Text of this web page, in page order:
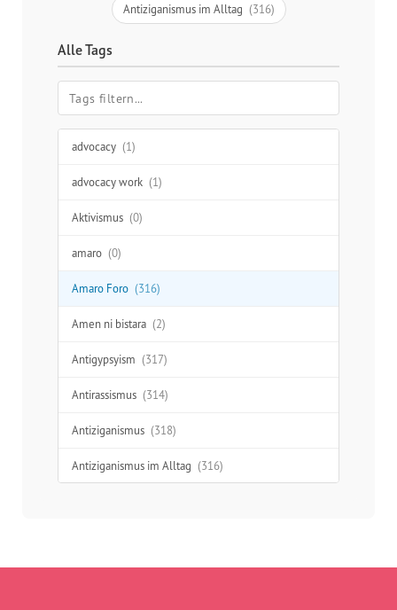
Antiziganismus im Alltag (316)
Alle Tags
advocacy (1)
advocacy work (1)
Aktivismus (0)
amaro (0)
Amaro Foro (316)
Amen ni bistara (2)
Antigypsyism (317)
Antirassismus (314)
Antiziganismus (318)
Antiziganismus im Alltag (316)
Austausch (48)